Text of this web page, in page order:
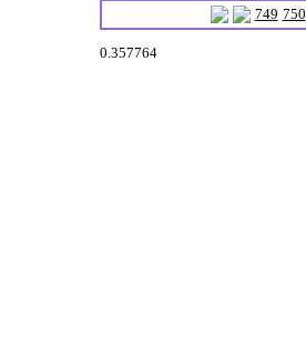
749 750
0.357764